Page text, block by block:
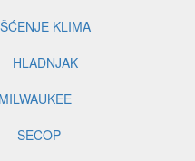
KLIMA
HLADNJAK
SECOP